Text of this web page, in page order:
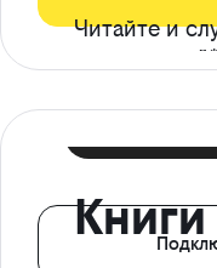
Читайте и
ограничений*
Книги